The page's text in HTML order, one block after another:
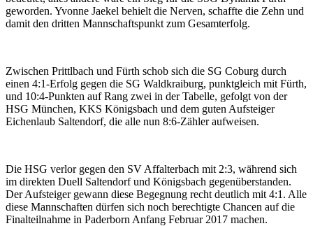
geworden. Yvonne Jaekel behielt die Nerven, schaffte die Zehn und
damit den dritten Mannschaftspunkt zum Gesamterfolg.
Zwischen Prittlbach und Fürth schob sich die SG Coburg durch
einen 4:1-Erfolg gegen die SG Waldkraiburg, punktgleich mit Fürth,
und 10:4-Punkten auf Rang zwei in der Tabelle, gefolgt von der
HSG München, KKS Königsbach und dem guten Aufsteiger
Eichenlaub Saltendorf, die alle nun 8:6-Zähler aufweisen.
Die HSG verlor gegen den SV Affalterbach mit 2:3, während sich
im direkten Duell Saltendorf und Königsbach gegenüberstanden.
Der Aufsteiger gewann diese Begegnung recht deutlich mit 4:1. Alle
diese Mannschaften dürfen sich noch berechtigte Chancen auf die
Finalteilnahme in Paderborn Anfang Februar 2017 machen.